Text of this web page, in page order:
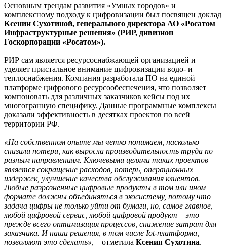
Основным трендам развития «Умных городов» и
комплексному подходу к цифровизации был посвящен доклад
Ксении Сухотиной, генерального директора АО «Росатом
Инфраструктурные решения» (РИР, дивизион
Госкорпорации «Росатом»).
РИР сам является ресурсоснабжающей организацией и
уделяет пристальное внимание цифровизации водо- и
теплоснабжения. Компания разработала ПО на единой
платформе цифрового ресурсообеспечения, что позволяет
компоновать для различных заказчиков кейсы под их
многогранную специфику. Данные программные комплексы
доказали эффективность в десятках проектов по всей
территории РФ.
«На собственном опыте мы четко понимаем, насколько
снизили потери, как выросла производительность труда по
разным направлениям. Ключевыми целями таких проектов
является сокращение расходов, потерь, операционных
издержек, улучшение качества обслуживания клиентов.
Любые разрозненные цифровые продукты в том или ином
формате должны объединяться в экосистему, потому что
задача цифры не только уйти от бумаги, но, самое главное,
любой цифровой сервис, любой цифровой продукт – это
прежде всего оптимизация процессов, снижение затрат для
заказчика. И наши решения, в том числе Iot-платформа,
позволяют это сделать», – отметила Ксения Сухотина.